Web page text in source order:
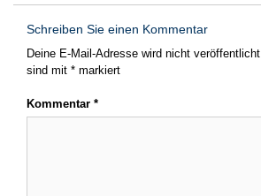
Schreiben Sie einen Kommentar
Deine E-Mail-Adresse wird nicht veröffentlicht.
sind mit * markiert
Kommentar *